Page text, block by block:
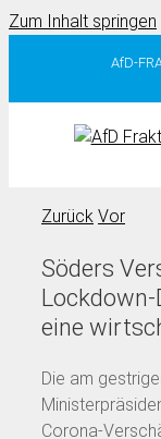
Zum Inhalt springen
AfD-
Zurück Vor
Söders
eine
Die am
Corona-